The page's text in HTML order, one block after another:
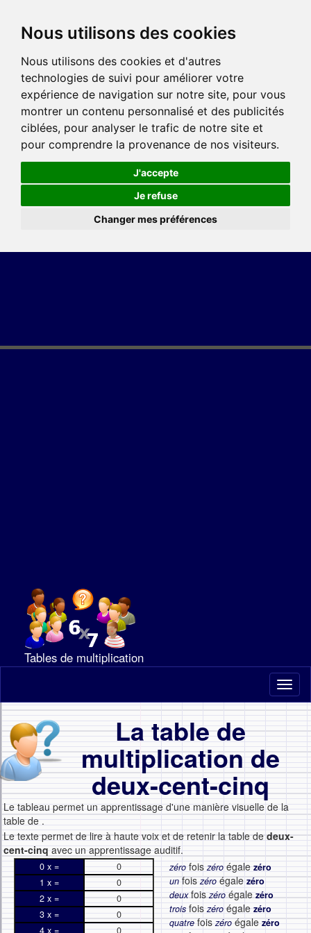
Nous utilisons des cookies
Nous utilisons des cookies et d'autres
technologies de suivi pour améliorer votre
expérience de navigation sur notre site, pour vous
montrer un contenu personnalisé et des publicités
ciblées, pour analyser le trafic de notre site et
pour comprendre la provenance de nos visiteurs.
J'accepte
Je refuse
Changer mes préférences
Tables de multiplication
La table de
multiplication de
deux-cent-cinq
Le tableau permet un apprentissage d'une manière visuelle de la
table de .
Le texte permet de lire à haute voix et de retenir la table dedeux-
cent-cinq avec un apprentissage auditif.
0 x =
0
1 x =
0
2 x =
0
3 x =
0
4 x =
0
zéro foiszéro égale zéro
unfoiszéroégalezéro
deuxfoiszéroégalezéro
trois foiszéro égale zéro
quatrefoiszéroégalezéro